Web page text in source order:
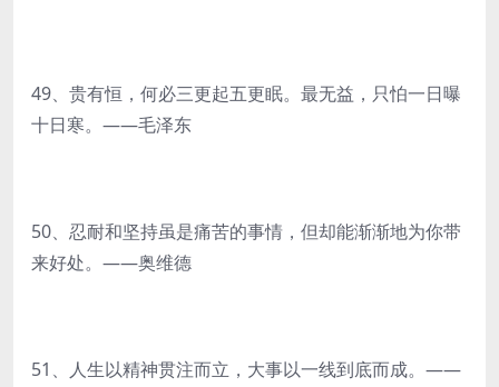
49、贵有恒，何必三更起五更眠。最无益，只怕一日曝
十日寒。——毛泽东
50、忍耐和坚持虽是痛苦的事情，但却能渐渐地为你带
来好处。——奥维德
51、人生以精神贯注而立，大事以一线到底而成。——